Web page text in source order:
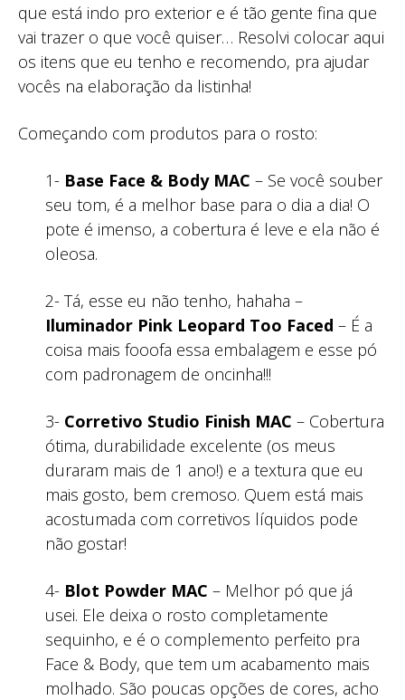
que está indo pro exterior e é tão gente fina que
vai trazer o que você quiser… Resolvi colocar aqui
os itens que eu tenho e recomendo, pra ajudar
vocês na elaboração da listinha!
Começando com produtos para o rosto:
1- Base Face & Body MAC – Se você souber
seu tom, é a melhor base para o dia a dia! O
pote é imenso, a cobertura é leve e ela não é
oleosa.
2- Tá, esse eu não tenho, hahaha –
Iluminador Pink Leopard Too Faced – É a
coisa mais fooofa essa embalagem e esse pó
com padronagem de oncinha!!!
3- Corretivo Studio Finish MAC – Cobertura
ótima, durabilidade excelente (os meus
duraram mais de 1 ano!) e a textura que eu
mais gosto, bem cremoso. Quem está mais
acostumada com corretivos líquidos pode
não gostar!
4- Blot Powder MAC – Melhor pó que já
usei. Ele deixa o rosto completamente
sequinho, e é o complemento perfeito pra
Face & Body, que tem um acabamento mais
molhado. São poucas opções de cores, acho